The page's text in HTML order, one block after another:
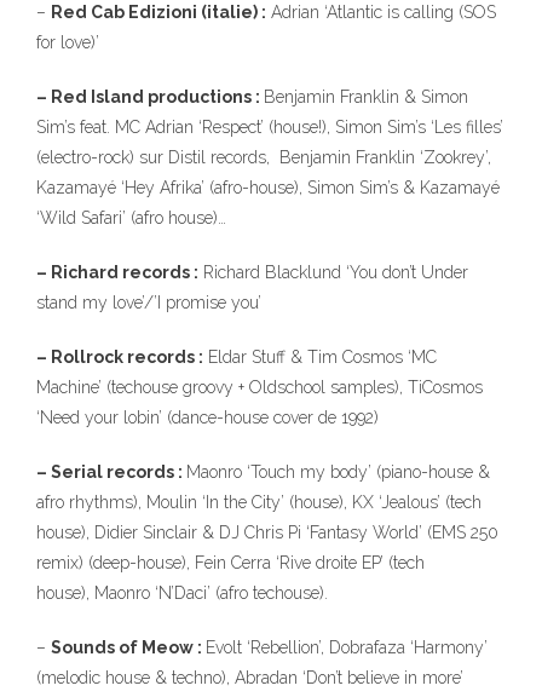
– Red Cab Edizioni (italie) : Adrian ‘Atlantic is calling (SOS
for love)’
– Red Island productions : Benjamin Franklin & Simon
Sim’s feat. MC Adrian ‘Respect’ (house!), Simon Sim’s ‘Les filles’
(electro-rock) sur Distil records, Benjamin Franklin ‘Zookrey’,
Kazamayé ‘Hey Afrika’ (afro-house), Simon Sim’s & Kazamayé
‘Wild Safari’ (afro house)…
– Richard records : Richard Blacklund ‘You don’t Under
stand my love’/’I promise you’
– Rollrock records : Eldar Stuff & Tim Cosmos ‘MC
Machine’ (techouse groovy + Oldschool samples), TiCosmos
‘Need your lobin’ (dance-house cover de 1992)
– Serial records : Maonro ‘Touch my body’ (piano-house &
afro rhythms), Moulin ‘In the City’ (house), KX ‘Jealous’ (tech
house), Didier Sinclair & DJ Chris Pi ‘Fantasy World’ (EMS 250
remix) (deep-house), Fein Cerra ‘Rive droite EP’ (tech
house), Maonro ‘N’Daci’ (afro techouse).
– Sounds of Meow : Evolt ‘Rebellion’, Dobrafaza ‘Harmony’
(melodic house & techno), Abradan ‘Don’t believe in more’